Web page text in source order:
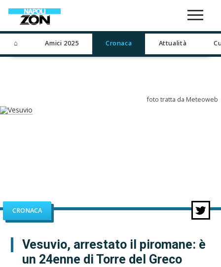
⌂ Amici 2025 Cronaca Attualità
foto tratta da Meteoweb
CRONACA
Vesuvio, arrestato il piromane: è
un 24enne di Torre del Greco